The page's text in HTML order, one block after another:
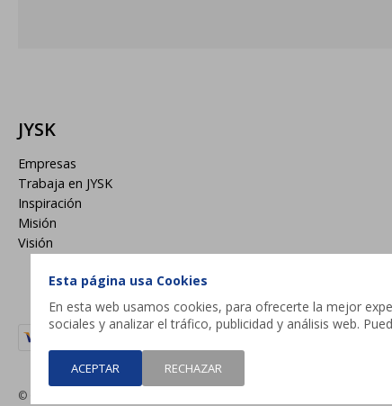
Esta página usa Cookies
En esta web usamos cookies, para ofrecerte la mejor
sociales y analizar el tráfico, publicidad y análisis web.
ACEPTAR RECHAZAR
JYSK
Empresas
Trabaja en JYSK
Inspiración
Misión
Visión
© Copyright 2026 / JYSK